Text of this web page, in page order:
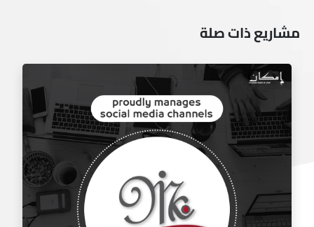
مشاريع ذات صلة